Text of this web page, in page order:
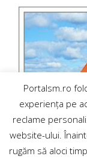
Portalsm.ro
experiența pe
reclame
website-ului.
rugăm să aloci